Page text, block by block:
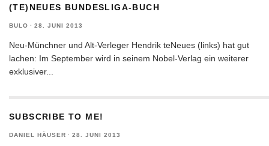
(TE)NEUES BUNDESLIGA-BUCH
BULO · 28. JUNI 2013
Neu-Münchner und Alt-Verleger Hendrik teNeues (links) hat gut
lachen: Im September wird in seinem Nobel-Verlag ein weiterer
exklusiver...
SUBSCRIBE TO ME!
DANIEL HÄUSER · 28. JUNI 2013